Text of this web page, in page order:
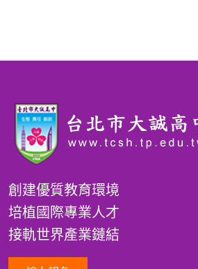
創建優質教育環境
培植國際專業人才
接軌世界產業鏈結